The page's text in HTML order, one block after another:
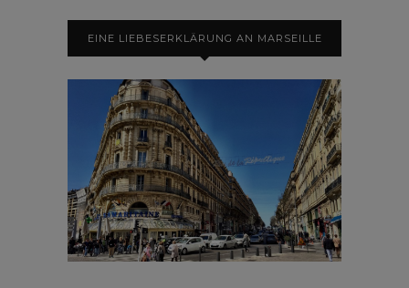
EINE LIEBESERKLÄRUNG AN MARSEILLE